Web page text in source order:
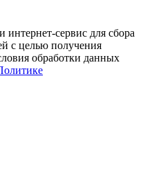
интернет-сервис для сбора
с целью получения
обработки данных